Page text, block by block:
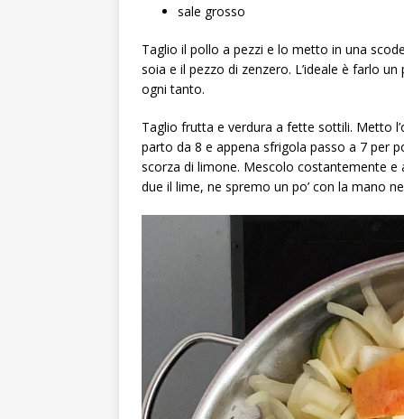
sale grosso
Taglio il pollo a pezzi e lo metto in una
soia e il pezzo di zenzero. L’ideale è farlo
ogni tanto.
Taglio frutta e verdura a fette sottili. Metto
parto da 8 e appena sfrigola passo a 7 per
scorza di limone. Mescolo costantemente
due il lime, ne spremo un po’ con la mano